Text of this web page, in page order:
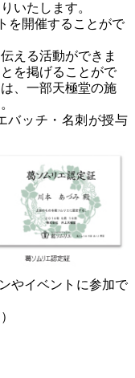
いたします。
を開催することがで
える活動ができま
を掲げることがで
、一部天極堂の施
バッチ・名刺が授与
やイベントに参加で